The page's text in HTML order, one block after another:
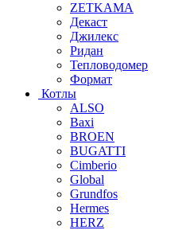
ZETKAMA
Декаст
Джилекс
Ридан
Тепловодомер
Формат
Котлы
ALSO
Baxi
BROEN
BUGATTI
Cimberio
Global
Grundfos
Hermes
HERZ